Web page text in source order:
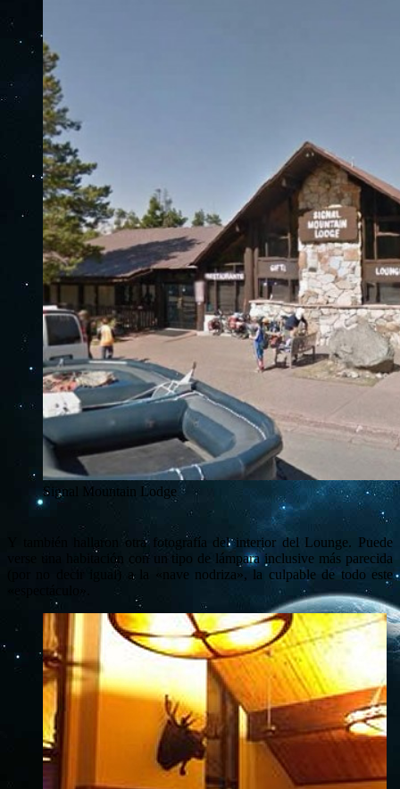
Signal Mountain Lodge
Y también hallaron otra fotografía del interior del Lounge. Puede
verse una habitación con un tipo de lámpara inclusive más parecida
(por no decir igual) a la «nave nodriza», la culpable de todo este